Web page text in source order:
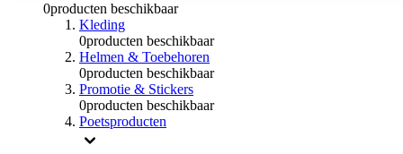
0producten beschikbaar
Kleding
0producten beschikbaar
Helmen & Toebehoren
0producten beschikbaar
Promotie & Stickers
0producten beschikbaar
Poetsproducten